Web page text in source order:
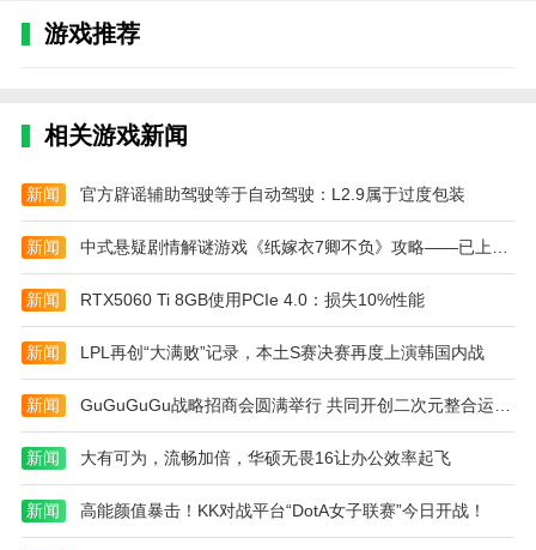
2、矛兵打法：
3、法师打法：
前期用之前说的打法耗着，后期控制矛兵直接搞法
师，因为前期对面没发育出的法师比较少，还可以用弓
兵扛下，后期法师贼多，小弟也贼多，最好是让城堡弓
兵打小兵，然后自己控制上去搞法师。
4、高级剑兵打法：
狂出弓箭就可以了，贼简单，玩的是困难难度，所
以说如果玩的正常的话就可以无视掉了。
火柴人战争遗产游戏新手玩法技巧
1、首先我们需要创造士兵，防守或者升级士兵就
可以了。然后利用一部分的金币去造就工人出来生产，
就可以拥有稳定经济收入，可以合理运营资源。
游戏推荐
相关游戏新闻
新闻 官方辟谣辅助驾驶等于自动驾驶：L2.9属于过度包装
新闻 中式悬疑剧情解谜游戏《纸嫁衣7卿不负》攻略——已上架Steam
新闻 RTX5060 Ti 8GB使用PCIe 4.0：损失10%性能
新闻 LPL再创“大满败”记录，本土S赛决赛再度上演韩国内战
新闻
新闻 大有可为，流畅加倍，华硕无畏16让办公效率起飞
新闻 高能颜值暴击！KK对战平台“DotA女子联赛”今日开战！